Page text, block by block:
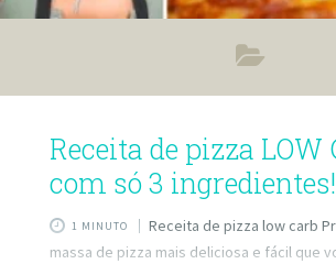
Receita de pizza LOW
com só 3 ingredientes!
1 MINUTO
Receita de pizza low carb
massa de pizza mais deliciosa e fácil que